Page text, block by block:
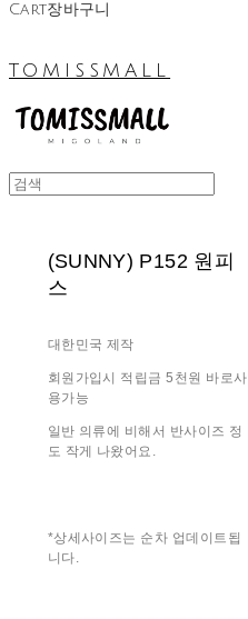
Cart장바구니
TOMISSMALL
(SUNNY) P152 원피
스
대한민국 제작
회원가입시 적립금 5천원 바로사
용가능
일반 의류에 비해서 반사이즈 정
도 작게 나왔어요.
*상세사이즈는 순차 업데이트됩
니다.